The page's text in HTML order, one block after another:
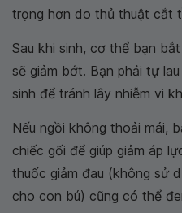
trọng hơn do thủ thuật cắt
Sau khi sinh, cơ thể bạn
sẽ giảm bớt. Bạn phải tự
sinh để tránh lây nhiễm vi
Nếu ngồi không thoải mái,
chiếc gối để giúp giảm áp
thuốc giảm đau (không sử
cho con bú) cũng có thể